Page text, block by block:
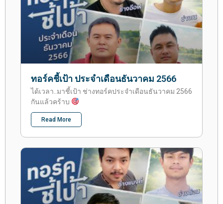
ทอร์คชี้เป้า ประจำเดือนธันวาคม 2566
ได้เวลา..มาชี้เป้า ช่างทอร์คประจำเดือนธันวาคม 2566
กันแล้วคร้าบ
Read More